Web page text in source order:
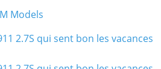
Models